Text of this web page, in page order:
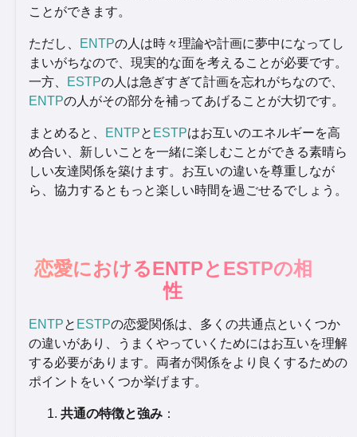
ことができます。
ただし、 ENTPの人は時々理論や計画に夢中になってし
まいがちなので、現実的な面を考えることが必要です。
一方、
ESTPの人は急ぎすぎて計画を忘れがちなので、
ENTPの人がその部分を補ってあげることが大切です。
まとめると、 ENTPと ESTPはお互いのエネルギーを高
め合い、新しいことを一緒に楽しむことができる素晴ら
しい友達関係を築けます。お互いの違いを尊重しなが
ら、協力するともっと楽しい時間を過ごせるでしょう。
恋愛におけるENTPとESTPの相
性
ENTPと ESTPの恋愛関係は、多くの共通点といくつか
の違いがあり、うまくやっていくためにはお互いを理解
する必要があります。両者が関係をより良くするための
ポイントをいくつか挙げます。
共通の特徴と強み ：